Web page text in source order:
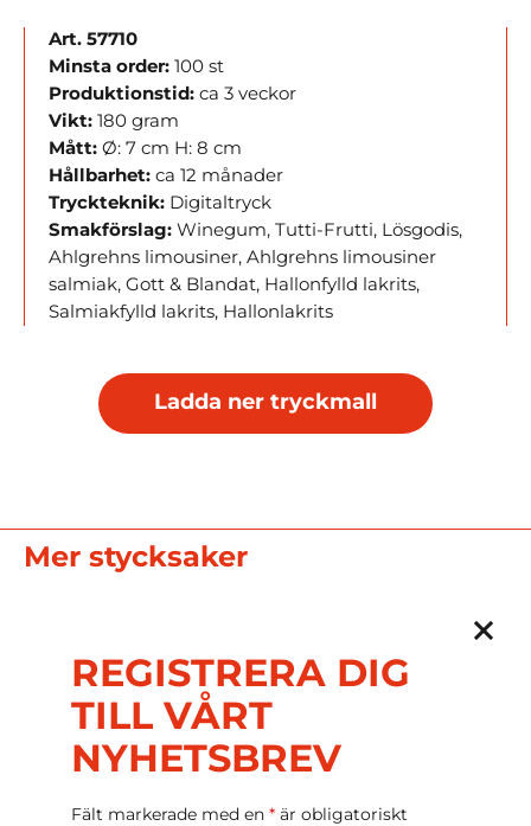
Art. 57710
Minsta order:100 st
Produktionstid:ca 3 veckor
Vikt:180 gram
Mått:Ø: 7 cm H: 8 cm
Hållbarhet:ca 12 månader
Tryckteknik: Digitaltryck
Smakförslag:Winegum, Tutti-Frutti, Lösgodis,
Ahlgrehns limousiner, Ahlgrehns limousiner
salmiak, Gott & Blandat, Hallonfylld lakrits,
Salmiakfylld lakrits, Hallonlakrits
Ladda ner tryckmall
Mer stycksaker
Cellofanpåse
REGISTRERA DIG
TILL VÅRT
NYHETSBREV
Fält markerade med en * är obligatoriskt